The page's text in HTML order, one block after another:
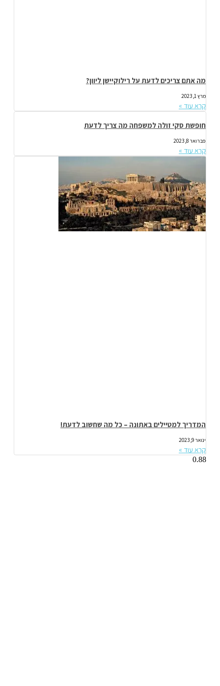
מה אתם צריכים לדעת על רילוקיישן ליוון?
מרץ 1, 2023
קרא עוד »
חופשת סקי זולה למשפחה מה צריך לדעת
פברואר 8, 2023
קרא עוד »
המדריך למטיילים באתונה – כל מה שחשוב לדעת!
ינואר 9, 2023
קרא עוד »